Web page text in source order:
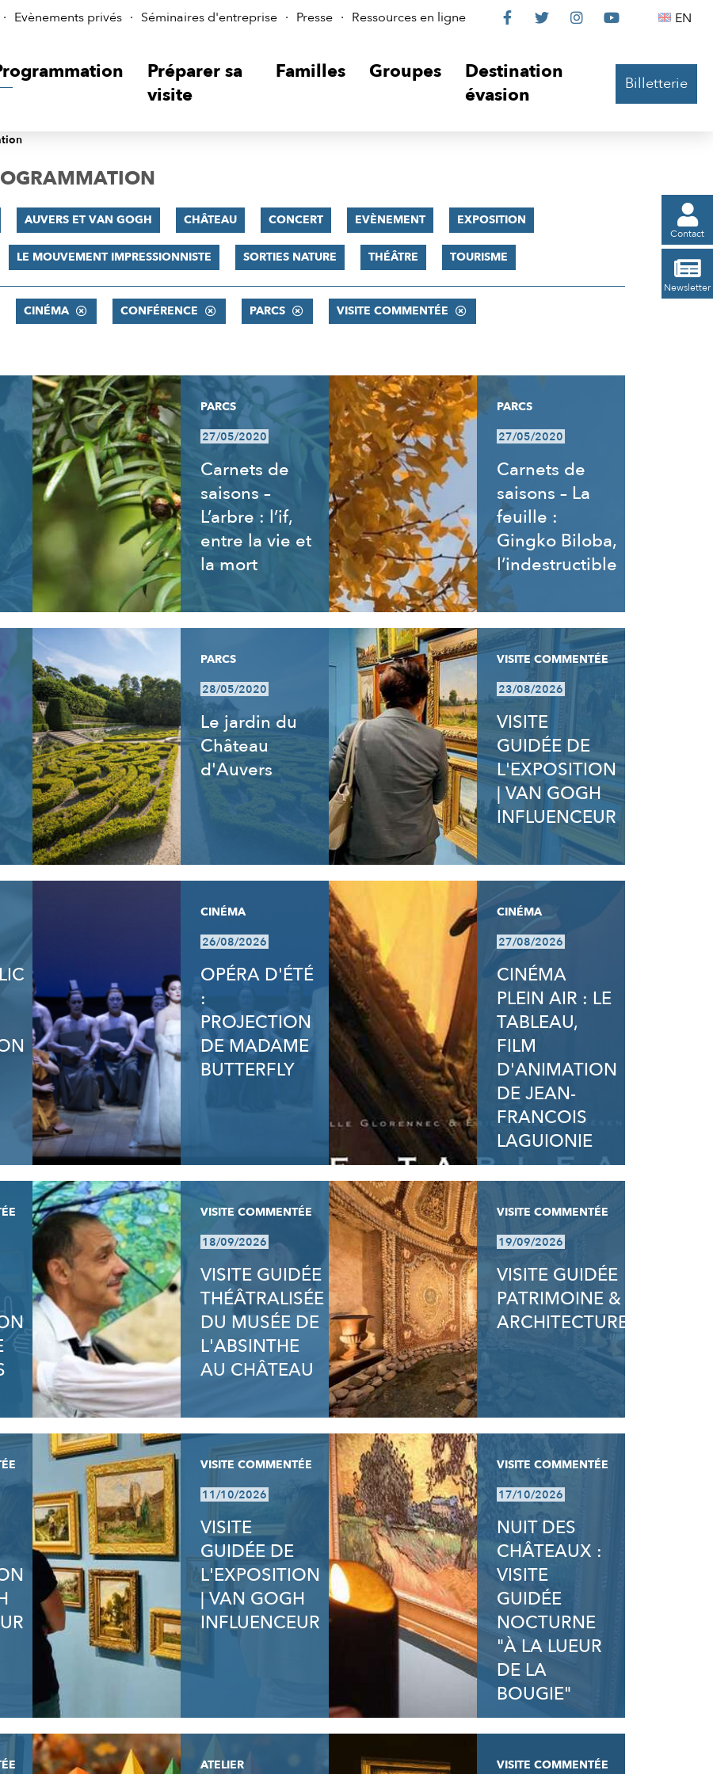
Evènements privés Séminaires d'entreprise Presse Ressources en ligne
Le
sur

Le

Le

Le
 EN
Préparer sa
visite
Familles Groupes
Destination
évasion
Billetterie

Contact

Newsletter
AUVERS ET VAN GOGH CHÂTEAU CONCERT EVÈNEMENT EXPOSITION
LE MOUVEMENT IMPRESSIONNISTE SORTIES NATURE THÉÂTRE TOURISME
CINÉMA CONFÉRENCE PARCS VISITE COMMENTÉE
PARCS
27/05/2020
Carnets de
saisons –
L’arbre : l’if,
entre la vie et
la mort
PARCS
27/05/2020
Carnets de
saisons – La
feuille :
Gingko Biloba,
l’indestructible
PARCS
28/05/2020
Le jardin du
Château
d'Auvers
VISITE COMMENTÉE
23/08/2026
VISITE
GUIDÉE DE
L'EXPOSITION
| VAN GOGH
INFLUENCEUR
CINÉMA
26/08/2026
OPÉRA D'ÉTÉ
:
PROJECTION
DE MADAME
BUTTERFLY
CINÉMA
27/08/2026
CINÉMA
PLEIN AIR : LE
TABLEAU,
FILM
D'ANIMATION
DE JEAN-
FRANCOIS
LAGUIONIE
VISITE COMMENTÉE
18/09/2026
VISITE GUIDÉE
THÉÂTRALISÉE
DU MUSÉE DE
L'ABSINTHE
AU CHÂTEAU
VISITE COMMENTÉE
19/09/2026
VISITE GUIDÉE
PATRIMOINE &
ARCHITECTURE
VISITE COMMENTÉE
11/10/2026
VISITE
GUIDÉE DE
L'EXPOSITION
| VAN GOGH
INFLUENCEUR
VISITE COMMENTÉE
17/10/2026
NUIT DES
CHÂTEAUX :
VISITE
GUIDÉE
NOCTURNE
"À LA LUEUR
DE LA
BOUGIE"
ATELIER
VISITE COMMENTÉE